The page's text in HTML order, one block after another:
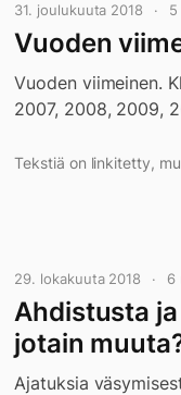
31. joulukuuta 2018 5
Vuoden
Vuoden viimeinen.
2007, 2008, 2009,
Tekstiä on linkitetty,
29. lokakuuta 2018 6
Ahdistusta
jotain
Ajatuksia